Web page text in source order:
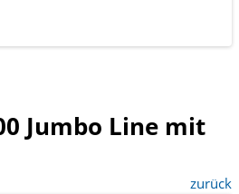
Jumbo Line mit
zurück